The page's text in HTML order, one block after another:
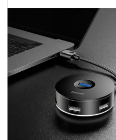
ΚΑΛΑΘΙ-ΑΓΟΡΩΝ
ΑΡΧΙΚΗ
ΠΟΙΟΙ ΕΙΜΑΣΤΕ